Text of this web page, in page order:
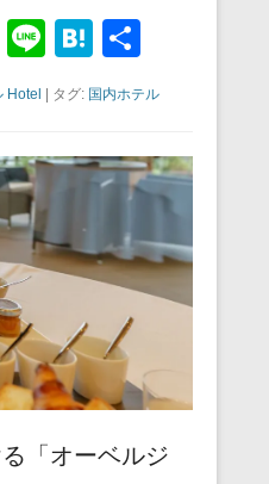
Pi
nt
Li
n
e
H
at
e
n
a
Hotel タグ: 国内ホテル
「オーベルジ